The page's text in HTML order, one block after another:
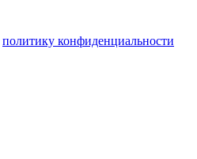
политику конфиденциальности